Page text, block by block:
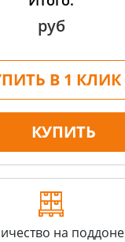
руб
В 1 КЛИК
КУПИТЬ
на поддоне